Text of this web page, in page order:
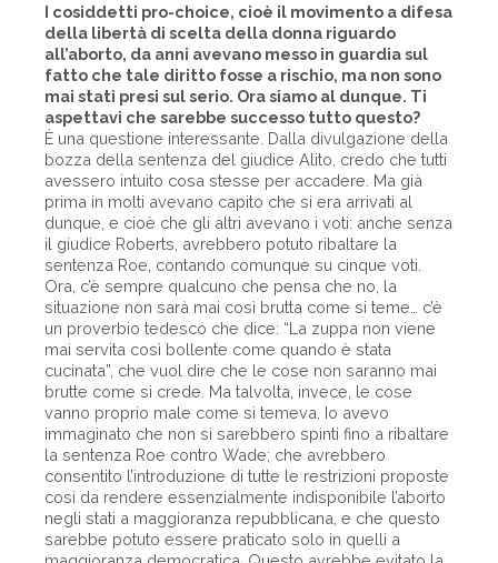
I cosiddetti pro-choice, cioè il movimento a difesa
della libertà di scelta della donna riguardo
all’aborto, da anni avevano messo in guardia sul
fatto che tale diritto fosse a rischio, ma non sono
mai stati presi sul serio. Ora siamo al dunque. Ti
aspettavi che sarebbe successo tutto questo?
È una questione interessante. Dalla divulgazione della
bozza della sentenza del giudice Alito, credo che tutti
avessero intuito cosa stesse per accadere. Ma già
prima in molti avevano capito che si era arrivati al
dunque, e cioè che gli altri avevano i voti: anche senza
il giudice Roberts, avrebbero potuto ribaltare la
sentenza Roe, contando comunque su cinque voti.
Ora, c’è sempre qualcuno che pensa che no, la
situazione non sarà mai così brutta come si teme… c’è
un proverbio tedesco che dice: “La zuppa non viene
mai servita così bollente come quando è stata
cucinata”, che vuol dire che le cose non saranno mai
brutte come si crede. Ma talvolta, invece, le cose
vanno proprio male come si temeva. Io avevo
immaginato che non si sarebbero spinti fino a ribaltare
la sentenza Roe contro Wade; che avrebbero
consentito l’introduzione di tutte le restrizioni proposte
così da rendere essenzialmente indisponibile l’aborto
negli stati a maggioranza repubblicana, e che questo
sarebbe potuto essere praticato solo in quelli a